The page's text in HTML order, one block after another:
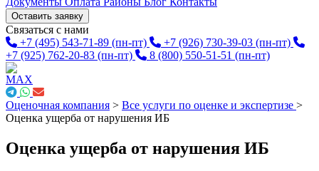
Оставить заявку
Связаться с нами
+7 (495) 543-71-89 (пн-пт) +7 (926) 730-39-03 (пн-пт)
+7 (925) 762-20-83 (пн-пт) 8 (800) 550-51-51 (пн-пт)
Оценочная компания > Все услуги по оценке и экспертизе >
Оценка ущерба от нарушения ИБ
Оценка ущерба от нарушения ИБ